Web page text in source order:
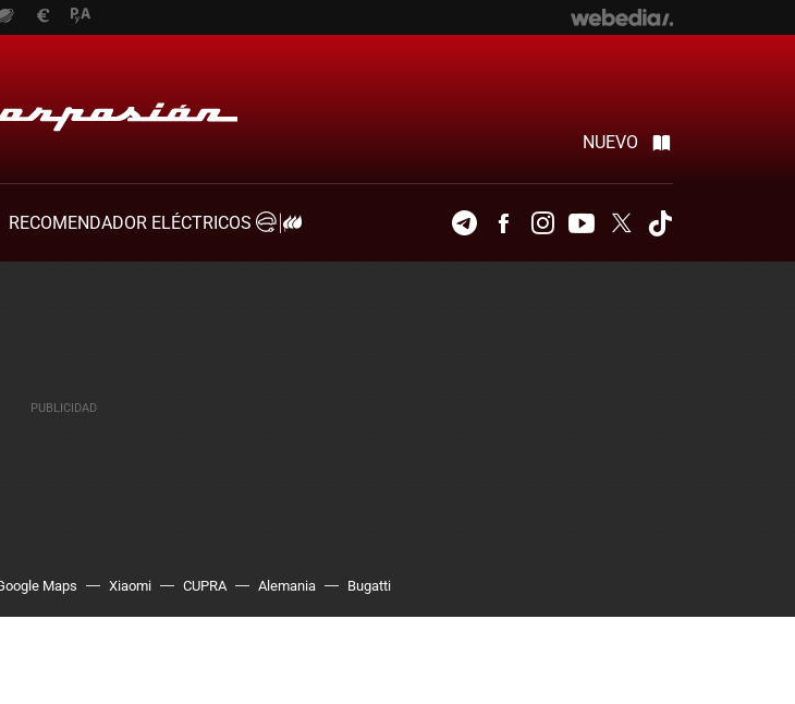
NUEVO
RECOMENDADOR ELÉCTRICOS
TelegramFacebookInstagramYoutubeTwitter
Maps Xiaomi CUPRA Alemania Bugatti